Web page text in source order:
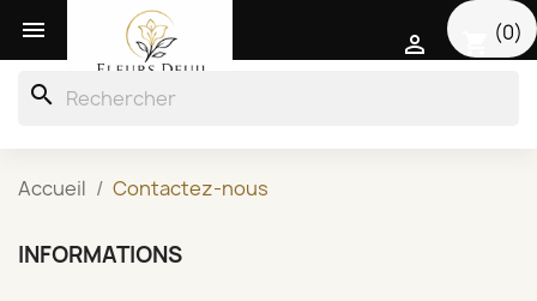
 (0)

search
Accueil Contactez-nous
INFORMATIONS